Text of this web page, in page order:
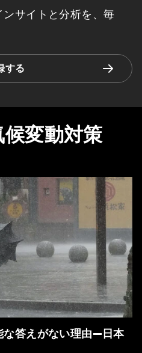
サイトと分析を、毎
する
候変動対策
な答えがない理由―日本